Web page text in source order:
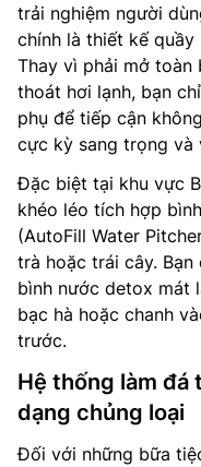
trải nghiệm người
chính là thiết kế quầy
Thay vì phải mở toàn
thoát hơi lạnh, bạn
phụ để tiếp cận
cực kỳ sang trọng và
Đặc biệt tại khu vực
khéo léo tích hợp
(AutoFill Water
trà hoặc trái cây.
bình nước detox mát
bạc hà hoặc chanh
trước.
Hệ thống làm đá
dạng chủng loại
Đối với những bữa